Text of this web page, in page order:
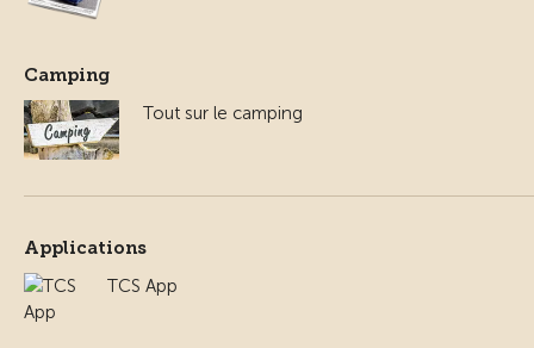
Camping
Tout sur le camping
Applications
TCS App